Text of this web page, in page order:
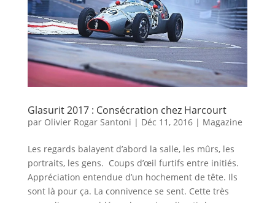
Glasurit 2017 : Consécration chez Harcourt
par Olivier Rogar Santoni | Déc 11, 2016| Magazine
Les regards balayent d’abord la salle, les mûrs, les
portraits, les gens. Coups d’œil furtifs entre initiés.
Appréciation entendue d’un hochement de tête. Ils
sont là pour ça. La connivence se sent. Cette très